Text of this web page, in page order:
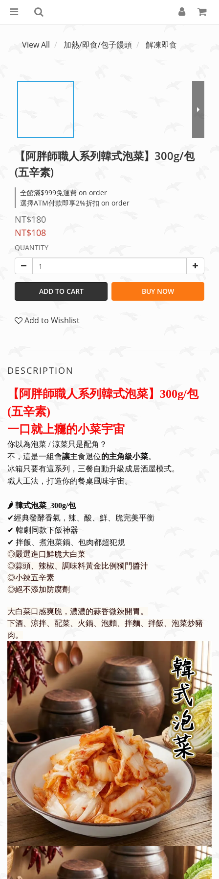
View All 加熱/即食/包子饅頭 解凍即食
【阿胖師職人系列韓式泡菜】300g/包
(五辛素)
全館滿$999免運費 on order
選擇ATM付款即享2%折扣 on order
NT$180
NT$108
QUANTITY
ADD TO CART BUY NOW
Add to Wishlist
DESCRIPTION
【阿胖師職人系列韓式泡菜】300g/包
(五辛素)
一口就上癮的小菜宇宙
你以為泡菜 / 涼菜只是配角？
不，這是一組會讓主食退位的主角級小菜。
冰箱只要有這系列，三餐自動升級成居酒屋模式。
職人工法，打造你的餐桌風味宇宙。
🌶️ 韓式泡菜_300g/包
✔經典發酵香氣，辣、酸、鮮、脆完美平衡
✔ 韓劇同款下飯神器
✔ 拌飯、煮泡菜鍋、包肉都超犯規
◎嚴選進口鮮脆大白菜
◎蒜頭、辣椒、調味料黃金比例獨門醬汁
◎小辣五辛素
◎絕不添加防腐劑
大白菜口感爽脆，濃濃的蒜香微辣開胃。
下酒、涼拌、配菜、火鍋、泡麵、拌麵、拌飯、泡菜炒豬
肉。